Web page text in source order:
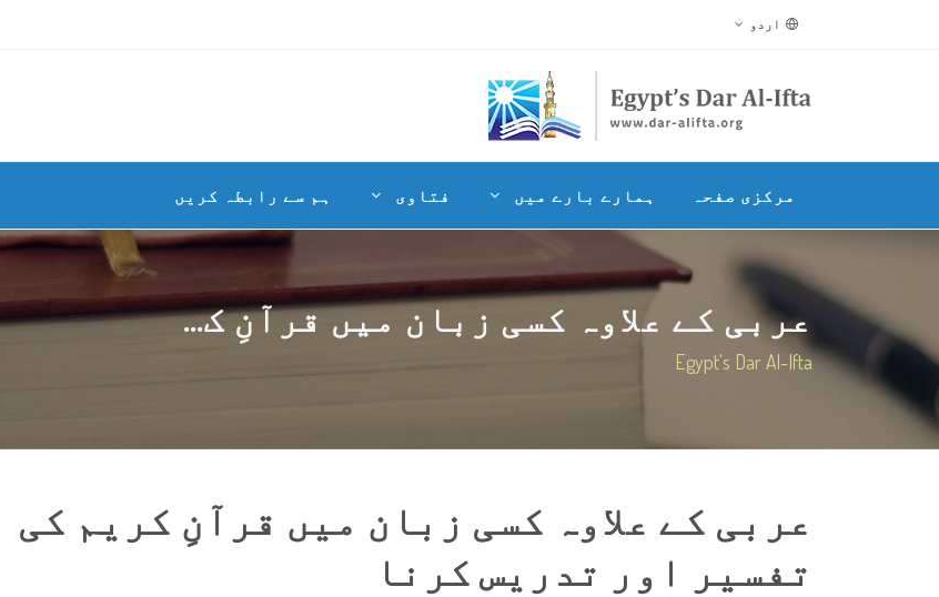
اردو
مرکزی صفحہ ہمارے بارے میں فتاوی ہم سے رابطہ کریں
عربی کے علاوہ کسی زبان میں قرآنِ ک...
Egypt's Dar Al-Ifta
عربی کے علاوہ کسی زبان میں قرآنِ کریم کی
تفسیر اور تدریس کرنا